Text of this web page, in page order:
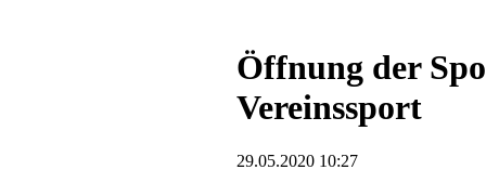
Öffnung der
Vereinssport
29.05.2020 10:27